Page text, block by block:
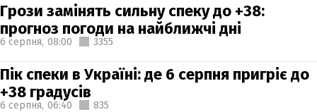
Грози замінять сильну спеку до +38:
прогноз погоди на найближчі дні
6 серпня, 08:00 3355
Пік спеки в Україні: де 6 серпня пригріє до
+38 градусів
6 серпня, 06:40 835